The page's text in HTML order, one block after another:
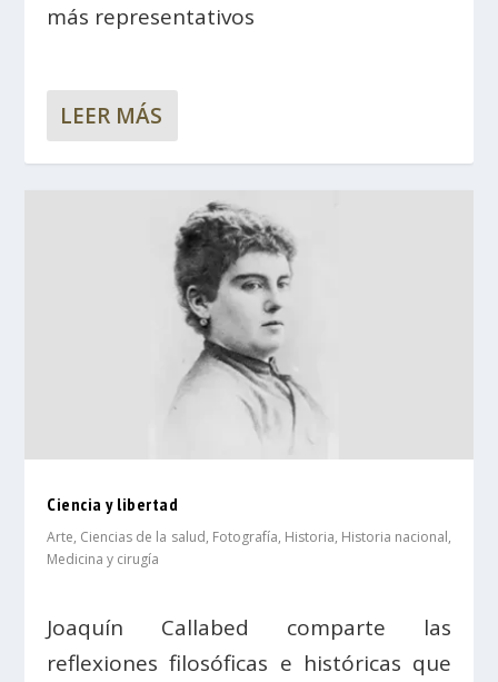
más representativos
LEER MÁS
Ciencia y libertad
Arte, Ciencias de la salud, Fotografía, Historia, Historia nacional,
Medicina y cirugía
Joaquín Callabed comparte las
reflexiones filosóficas e históricas que